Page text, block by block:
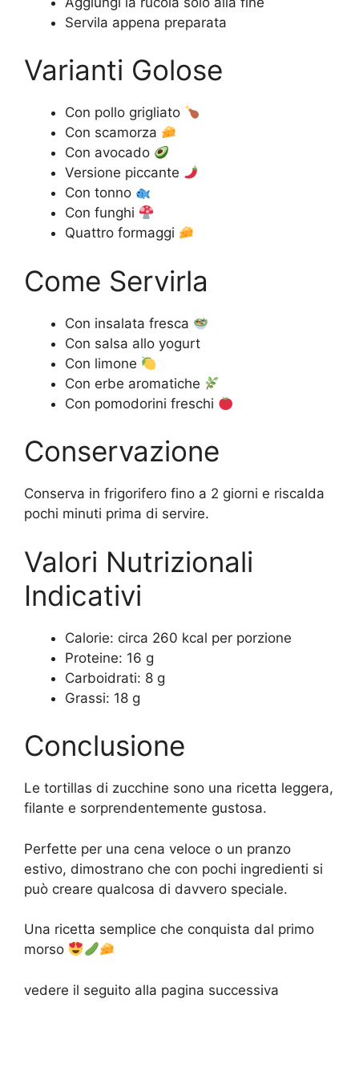
Servila appena preparata
Varianti Golose
Con pollo grigliato
Con scamorza
Con avocado
Versione piccante
Con tonno
Con funghi
Quattro formaggi
Come Servirla
Con insalata fresca
Con salsa allo yogurt
Con limone
Con erbe aromatiche
Con pomodorini freschi
Conservazione
Conserva in frigorifero fino a 2 giorni e riscalda
pochi minuti prima di servire.
Valori Nutrizionali
Indicativi
Calorie: circa 260 kcal per porzione
Proteine: 16 g
Carboidrati: 8 g
Grassi: 18 g
Conclusione
Le tortillas di zucchine sono una ricetta leggera,
filante e sorprendentemente gustosa.
Perfette per una cena veloce o un pranzo
estivo, dimostrano che con pochi ingredienti si
può creare qualcosa di davvero speciale.
Una ricetta semplice che conquista dal primo
morso
vedere il seguito alla pagina successiva